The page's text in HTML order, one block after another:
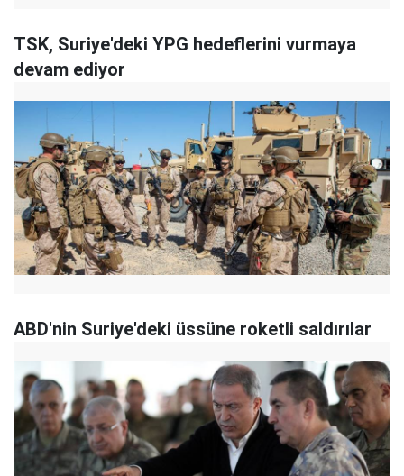
TSK, Suriye'deki YPG hedeflerini vurmaya
devam ediyor
ABD'nin Suriye'deki üssüne roketli saldırılar